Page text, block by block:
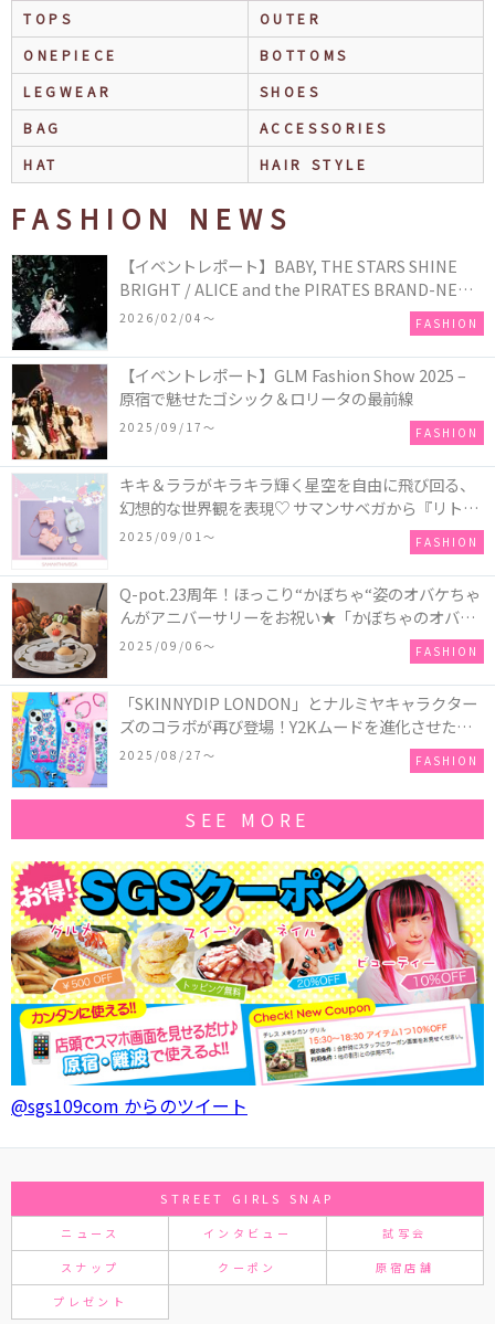
TOPS
OUTER
ONEPIECE
BOTTOMS
LEGWEAR
SHOES
BAG
ACCESSORIES
HAT
HAIR STYLE
FASHION NEWS
【イベントレポート】BABY, THE STARS SHINE
BRIGHT / ALICE and the PIRATES BRAND-NEW
COLLECTION in TOKYO
2026/02/04〜 FASHION
【イベントレポート】GLM Fashion Show 2025 –
原宿で魅せたゴシック＆ロリータの最前線
2025/09/17〜 FASHION
キキ＆ララがキラキラ輝く星空を自由に飛び回る、
幻想的な世界観を表現♡ サマンサベガから『リトル
ツインスターズ』50周年アニバーサリーイヤー』を
2025/09/01〜 FASHION
Q-pot.23周年！ほっこり“かぼちゃ“姿のオバケちゃ
んがアニバーサリーをお祝い★「かぼちゃのオバケ
ーキアクセサリー」が新発売！Q-pot CAFE.では
「かぼちゃのオバケーキプレート」も登場
2025/09/06〜 FASHION
「SKINNYDIP LONDON」とナルミヤキャラクター
ズのコラボが再び登場！Y2Kムードを進化させた新
作コレクションを発売♪
2025/08/27〜 FASHION
SEE MORE
@sgs109com からのツイート
STREET GIRLS SNAP
ニュース インタビュー 試写会
スナップ クーポン 原宿店舗
プレゼント